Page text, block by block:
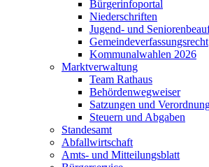
Bürgerinfoportal
Niederschriften
Jugend- und
Gemeindeverfassungsrecht
Kommunalwahlen 2026
Marktverwaltung
Team Rathaus
Behördenwegweiser
Satzungen und
Steuern und Abgaben
Standesamt
Abfallwirtschaft
Amts- und Mitteilungsblatt